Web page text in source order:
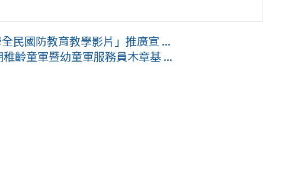
民國防教育教學影片」推廣宣 ...
齡童軍暨幼童軍服務員木章基 ...